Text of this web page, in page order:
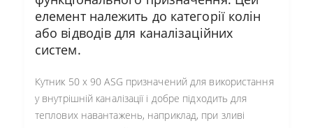
елемент належить до категорії колін
або відводів для каналізаційних
систем.
Кутник 50 х 90 ASG призначений для використання
у внутрішній каналізації і добре підходить для
теплових навантажень, наприклад, при зливі